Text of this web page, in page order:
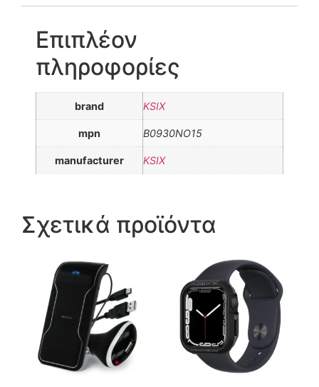
Επιπλέον
πληροφορίες
brand KSIX
mpn B0930NO15
manufacturer KSIX
Σχετικά προϊόντα